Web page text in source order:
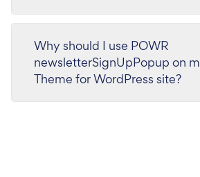
Why should I use POWR
newsletterSignUpPopup on
Theme for WordPress site?